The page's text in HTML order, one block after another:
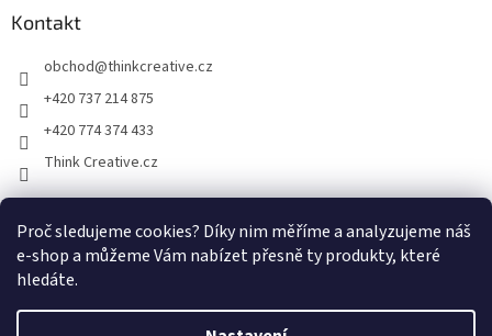
Proč sledujeme cookies? Díky nim měříme a analyzujeme náš
e-shop a můžeme Vám nabízet přesně ty produkty, které
hledáte.
Kontakt
obchod@thinkcreative.cz
+420 737 214 875
+420 774 374 433
Think Creative.cz
Zboží.cz Heureka.cz Facebook